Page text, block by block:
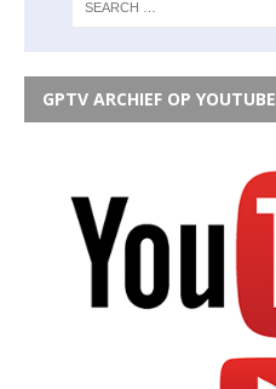
GPTV ARCHIEF OP YOUTUBE